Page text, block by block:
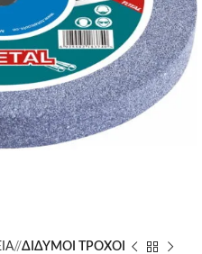
/ ΔΙΔΥΜΟΙ ΤΡΟΧΟΙ